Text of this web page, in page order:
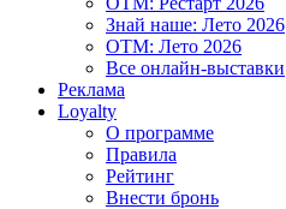
Знай наше: Лето 2026
OTM: Лето 2026
Все онлайн-выставки
Реклама
Loyalty
О программе
Правила
Рейтинг
Внести бронь